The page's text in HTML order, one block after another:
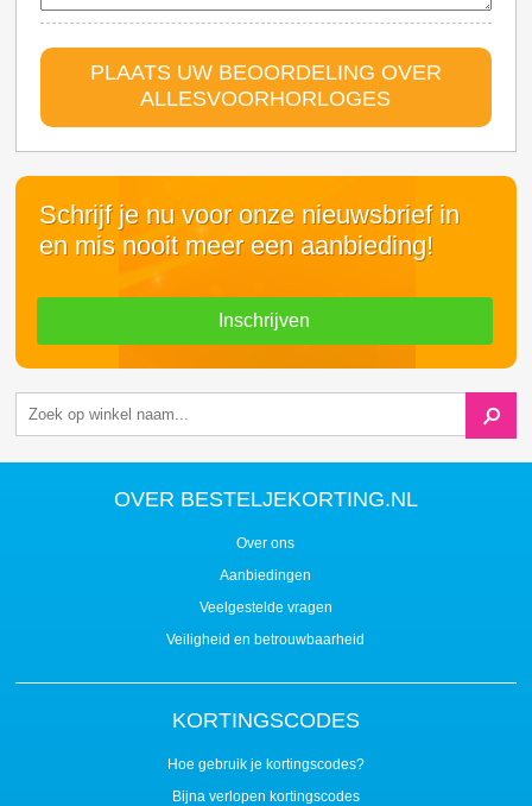
PLAATS UW BEOORDELING OVER
ALLESVOORHORLOGES
Schrijf je nu voor onze nieuwsbrief in
en mis nooit meer een aanbieding!
Inschrijven
OVER BESTELJEKORTING.NL
Over ons
Aanbiedingen
Veelgestelde vragen
Veiligheid en betrouwbaarheid
KORTINGSCODES
Hoe gebruik je kortingscodes?
Bijna verlopen kortingscodes